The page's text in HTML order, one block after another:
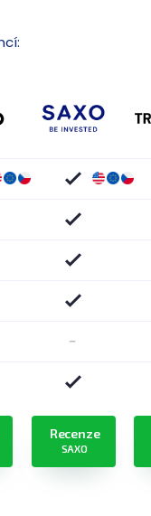
-
Recenze
SAXO